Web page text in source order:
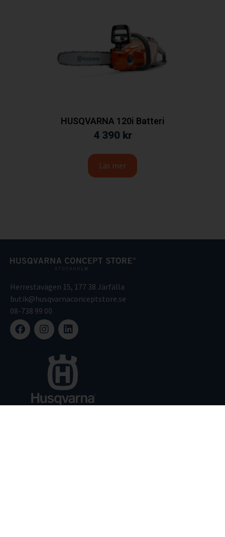
HUSQVARNA 120i Batteri
4 390 kr
Läs mer
Herrestavägen 15, 177 38 Järfälla
butik@husqvarnaconceptstore.se
08-738 99 00